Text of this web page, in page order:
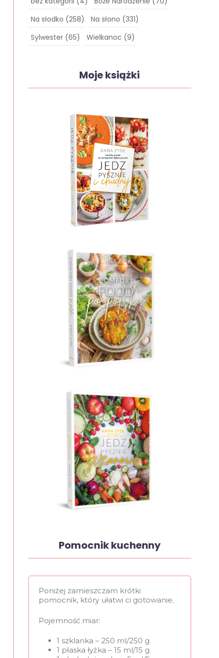
Na słodko (258) Na słono (331)
Sylwester(65) Wielkanoc (9)
Moje książki
Pomocnik kuchenny
Poniżej zamieszczam krótki
pomocnik, który ułatwi ci gotowanie.
Pojemność miar:
1 szklanka – 250 ml/250 g
1 płaska łyżka – 15 ml/15 g